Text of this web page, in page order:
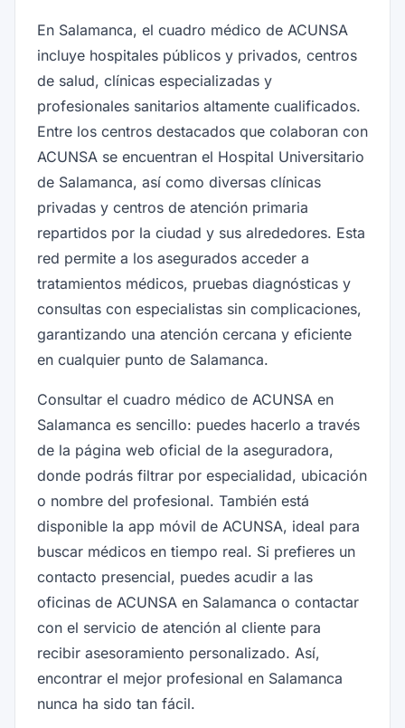
En Salamanca, el cuadro médico de ACUNSA
incluye hospitales públicos y privados, centros
de salud, clínicas especializadas y
profesionales sanitarios altamente cualificados.
Entre los centros destacados que colaboran con
ACUNSA se encuentran el Hospital Universitario
de Salamanca, así como diversas clínicas
privadas y centros de atención primaria
repartidos por la ciudad y sus alrededores. Esta
red permite a los asegurados acceder a
tratamientos médicos, pruebas diagnósticas y
consultas con especialistas sin complicaciones,
garantizando una atención cercana y eficiente
en cualquier punto de Salamanca.
Consultar el cuadro médico de ACUNSA en
Salamanca es sencillo: puedes hacerlo a través
de la página web oficial de la aseguradora,
donde podrás filtrar por especialidad, ubicación
o nombre del profesional. También está
disponible la app móvil de ACUNSA, ideal para
buscar médicos en tiempo real. Si prefieres un
contacto presencial, puedes acudir a las
oficinas de ACUNSA en Salamanca o contactar
con el servicio de atención al cliente para
recibir asesoramiento personalizado. Así,
encontrar el mejor profesional en Salamanca
nunca ha sido tan fácil.